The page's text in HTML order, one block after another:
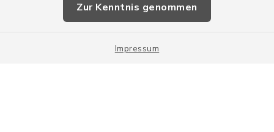
Zur Kenntnis genommen
Impressum
Impressum
Sitemap